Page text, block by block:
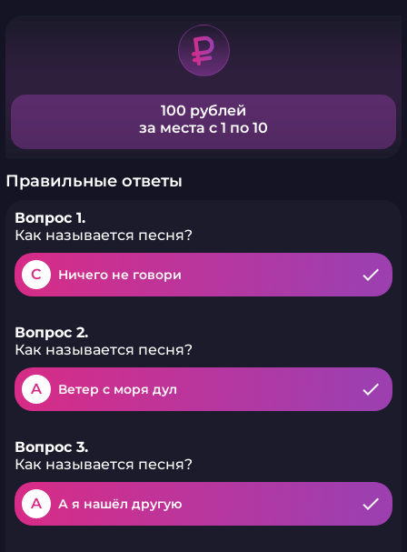
100 рублей
за места с 1 по 10
Правильные ответы
Вопрос 1.
Как называется песня?
C Ничего не говори
Вопрос 2.
Как называется песня?
A Ветер с моря дул
Вопрос 3.
Как называется песня?
A А я нашёл дpугую